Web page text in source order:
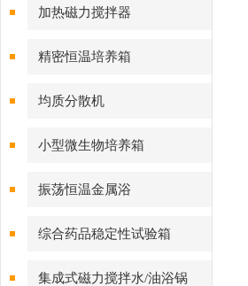
加热磁力搅拌器
精密恒温培养箱
均质分散机
小型微生物培养箱
振荡恒温金属浴
综合药品稳定性试验箱
集成式磁力搅拌水/油浴锅